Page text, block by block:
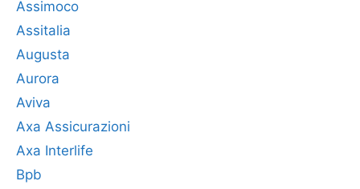
Assimoco
Assitalia
Augusta
Aurora
Aviva
Axa Assicurazioni
Axa Interlife
Bpb